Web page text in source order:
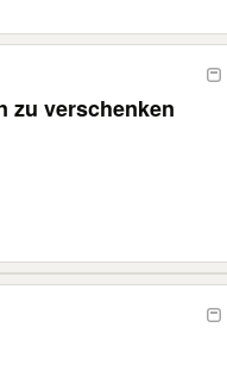
zu verschenken